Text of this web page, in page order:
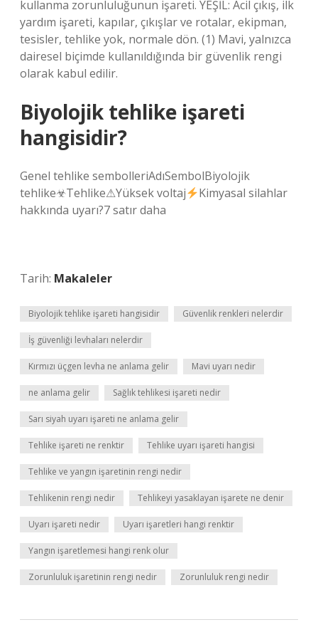
kullanma zorunluluğunun işareti. YEŞİL: Acil çıkış, ilk
yardım işareti, kapılar, çıkışlar ve rotalar, ekipman,
tesisler, tehlike yok, normale dön. (1) Mavi, yalnızca
dairesel biçimde kullanıldığında bir güvenlik rengi
olarak kabul edilir.
Biyolojik tehlike işareti
hangisidir?
Genel tehlike sembolleriAdıSembolBiyolojik
tehlike☣Tehlike⚠Yüksek voltaj
Kimyasal silahlar
hakkında uyarı?7 satır daha
Tarih: Makaleler
Biyolojik tehlike işareti hangisidir Güvenlik renkleri nelerdir
İş güvenliği levhaları nelerdir
Kırmızı üçgen levha ne anlama gelir Mavi uyarı nedir
ne anlama gelir Sağlık tehlikesi işareti nedir
Sarı siyah uyarı işareti ne anlama gelir
Tehlike işareti ne renktir Tehlike uyarı işareti hangisi
Tehlike ve yangın işaretinin rengi nedir
Tehlikenin rengi nedir Tehlikeyi yasaklayan işarete ne denir
Uyarı işareti nedir Uyarı işaretleri hangi renktir
Yangın işaretlemesi hangi renk olur
Zorunluluk işaretinin rengi nedir Zorunluluk rengi nedir